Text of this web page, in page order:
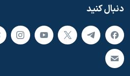
دنبال کنید